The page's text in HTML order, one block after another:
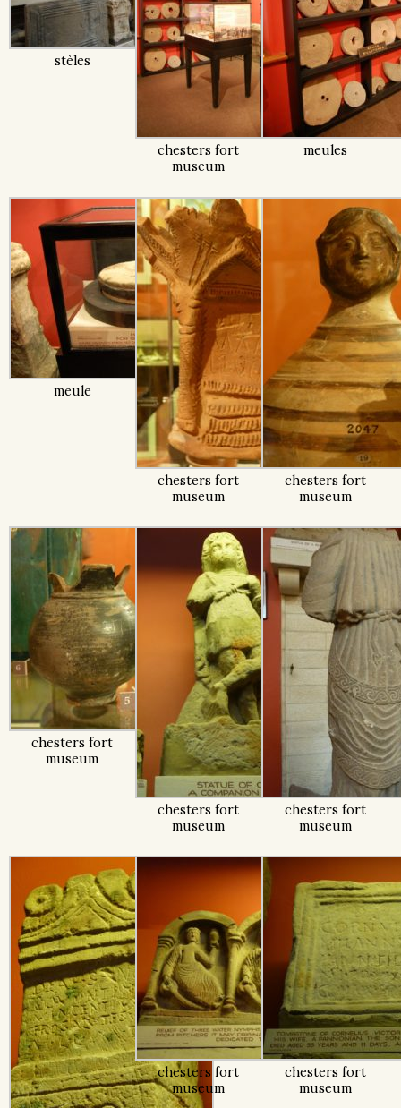
stèles
chesters fort
museum
meules
meule
chesters fort
museum
chesters fort
museum
chesters fort
museum
chesters fort
museum
chesters fort
museum
chesters fort
museum
chesters fort
museum